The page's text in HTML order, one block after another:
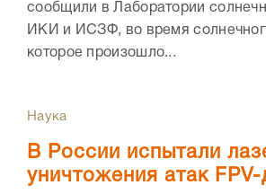
сообщили в Лаборатории
ИКИ и ИСЗФ, во время
которое произошло...
Наука
В России испытали
уничтожения атак